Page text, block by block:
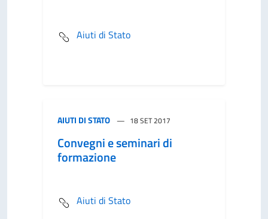
Aiuti di Stato
AIUTI DI STATO 18 SET 2017
Convegni e seminari di
formazione
Aiuti di Stato